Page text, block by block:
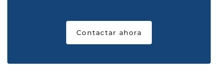
Contactar ahora